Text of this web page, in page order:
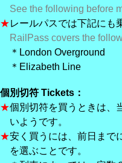
See the following before
★レールパスでは下記にも
RailPass covers the
＊London Overground
＊Elizabeth Line
個別切符 Tickets：
★個別切符を買うときは、
いようです。
★安く買うには、前日まで
を選ぶことです。